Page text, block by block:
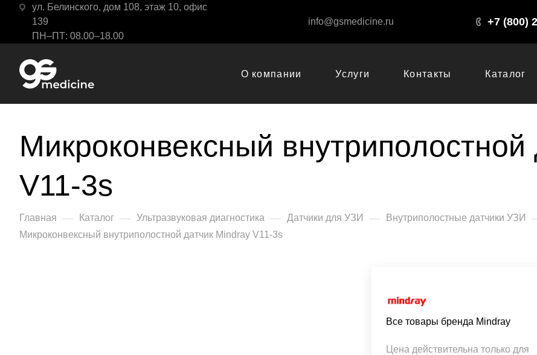
ул. Белинского, дом 108, этаж 10, офис
139
ПН–ПТ: 08.00–18.00
info@gsmedicine.ru +7 (800)
О компании Услуги Контакты Каталог
Микроконвексный внутриполостной
V11-3s
Главная — Каталог — Ультразвуковая диагностика — Датчики для УЗИ — Внутриполостные датчики УЗИ
Микроконвексный внутриполостной датчик Mindray V11-3s
Все товары бренда Mindray
Цена действительна только для